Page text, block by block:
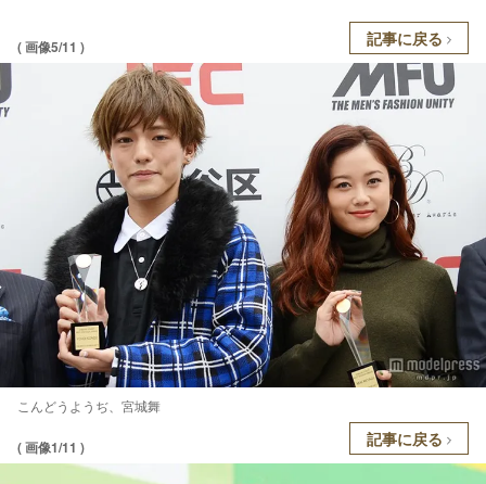
( 画像5/11 ) 記事に戻る
こんどうようぢ、宮城舞
( 画像1/11 ) 記事に戻る